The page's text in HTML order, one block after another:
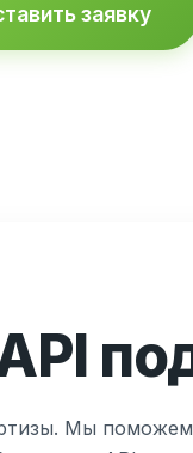
заявку
Мы поможем